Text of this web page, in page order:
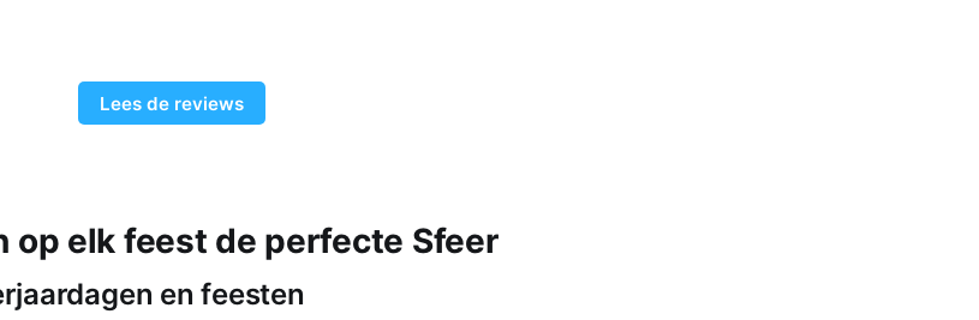
Lees de reviews
op elk feest de perfecte Sfeer
en feesten